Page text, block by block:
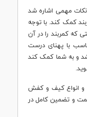
نکات مهمی اشاره شد
کمک کند. با توجه
که کمربند را در آن
با پهنای درست
و به شما کمک کند
و انواع کیف و کفش
و تضمین کامل در